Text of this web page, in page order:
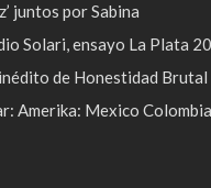
juntos por Sabina
Solari, ensayo La Plata
de Honestidad Brutal
Amerika: Mexico Colombia